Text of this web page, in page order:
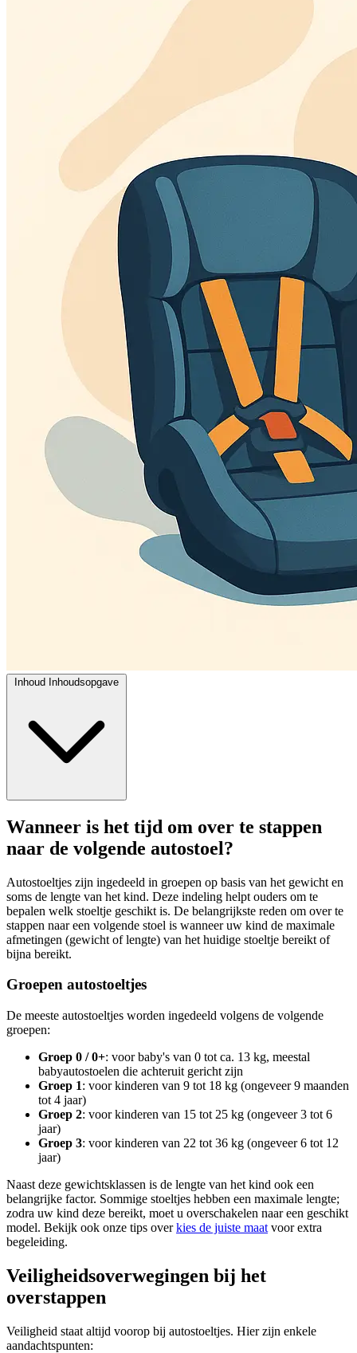
Inhoud Inhoudsopgave
Wanneer is het tijd om over te stappen
naar de volgende autostoel?
Autostoeltjes zijn ingedeeld in groepen op basis van het gewicht en
soms de lengte van het kind. Deze indeling helpt ouders om te
bepalen welk stoeltje geschikt is. De belangrijkste reden om over te
stappen naar een volgende stoel is wanneer uw kind de maximale
afmetingen (gewicht of lengte) van het huidige stoeltje bereikt of
bijna bereikt.
Groepen autostoeltjes
De meeste autostoeltjes worden ingedeeld volgens de volgende
groepen:
Groep 0 / 0+: voor baby's van 0 tot ca. 13 kg, meestal
babyautostoelen die achteruit gericht zijn
Groep 1: voor kinderen van 9 tot 18 kg (ongeveer 9 maanden
tot 4 jaar)
Groep 2: voor kinderen van 15 tot 25 kg (ongeveer 3 tot 6
jaar)
Groep 3: voor kinderen van 22 tot 36 kg (ongeveer 6 tot 12
jaar)
Naast deze gewichtsklassen is de lengte van het kind ook een
belangrijke factor. Sommige stoeltjes hebben een maximale lengte;
zodra uw kind deze bereikt, moet u overschakelen naar een geschikt
model. Bekijk ook onze tips overkies de juiste maat voor extra
begeleiding.
Veiligheidsoverwegingen bij het
overstappen
Veiligheid staat altijd voorop bij autostoeltjes. Hier zijn enkele
aandachtspunten: